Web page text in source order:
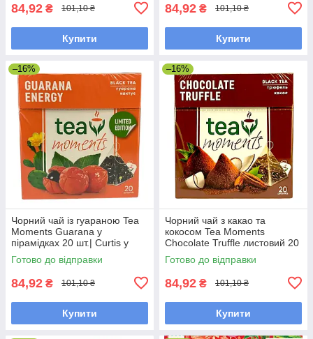
84,92 ₴ 101,10 ₴
Купити
84,92 ₴ 101,10 ₴
Купити
–16%
Чорний чай із гуараною Tea
Moments Guarana у
пірамідках 20 шт.| Curtis у
новому дизайні
Готово до відправки
84,92 ₴ 101,10 ₴
Купити
–16%
Чорний чай з какао та
кокосом Tea Moments
Chocolate Truffle листовий 20
пірамідок
Готово до відправки
84,92 ₴ 101,10 ₴
Купити